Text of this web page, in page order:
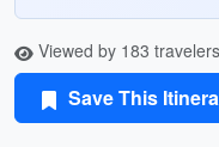
Viewed by 183 travelers
Save This